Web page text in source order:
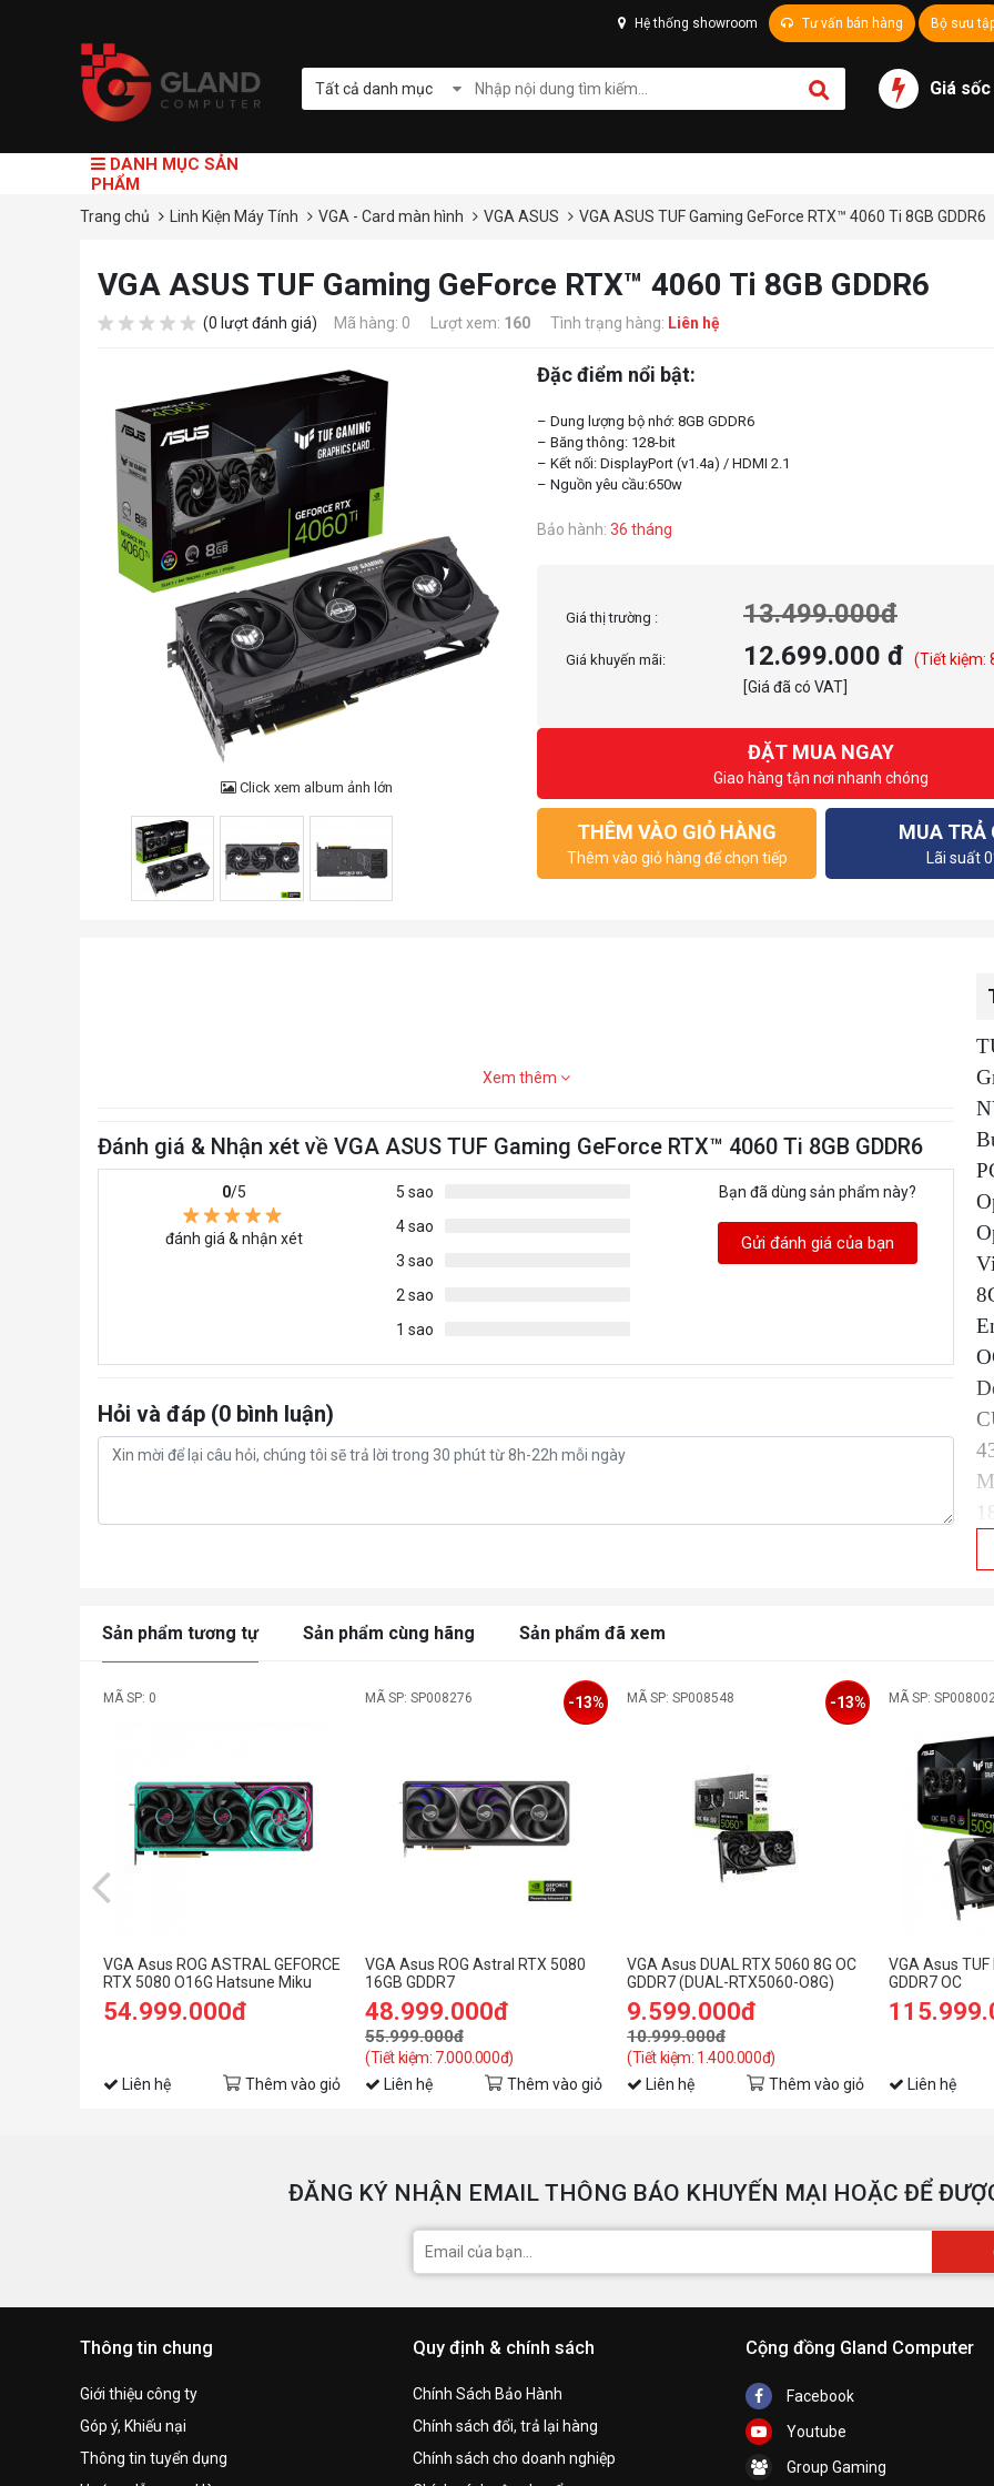
Hệ thống showroom Tư vấn bán hàng Bộ sưu
Tất cả danh mục Giá sốc
DANH MỤC SẢN
PHẨM
Trang chủ Linh Kiện Máy Tính VGA - Card màn hình VGA ASUS VGA ASUS TUF Gaming GeForce RTX™ 4060 Ti 8GB GDDR6
VGA ASUS TUF Gaming GeForce RTX™ 4060 Ti 8GB GDDR6
(0 lượt đánh giá) Mã hàng: 0 Lượt xem: 160 Tình trạng hàng: Liên hệ
Click xem album ảnh lớn
Đặc điểm nổi bật:
– Dung lượng bộ nhớ: 8GB GDDR6
– Băng thông: 128-bit
– Kết nối: DisplayPort (v1.4a) / HDMI 2.1
Bảo hành: 36 tháng
Giá thị trường : 13.499.000đ
Giá khuyến mãi: 12.699.000 đ
(Tiết kiệm:
[Giá đã có VAT]
ĐẶT MUA NGAY
Giao hàng tận nơi nhanh chóng
THÊM VÀO GIỎ HÀNG
Thêm vào giỏ hàng để chọn tiếp
MUA TRẢ
Lãi suất
Xem thêm
Đánh giá & Nhận xét về VGA ASUS TUF Gaming GeForce RTX™ 4060 Ti 8GB GDDR6
0/5
đánh giá & nhận xét
5 sao
4 sao
3 sao
2 sao
1 sao
Bạn đã dùng sản phẩm này?
Gửi đánh giá của bạn
Hỏi và đáp (0 bình luận)
4
1
1
Sản phẩm tương tự Sản phẩm cùng hãng Sản phẩm đã xem
MÃ SP: 0
VGA Asus ROG ASTRAL GEFORCE
RTX 5080 O16G Hatsune Miku
Edition
54.999.000đ
Liên hệ Thêm vào giỏ
MÃ SP: SP008276
VGA Asus ROG Astral RTX 5080
16GB GDDR7
48.999.000đ
55.999.000đ
(Tiết kiệm: 7.000.000đ)
-13%
Liên hệ Thêm vào giỏ
MÃ SP: SP008548
VGA Asus DUAL RTX 5060 8G OC
GDDR7 (DUAL-RTX5060-O8G)
9.599.000đ
10.999.000đ
(Tiết kiệm: 1.400.000đ)
-13%
Liên hệ Thêm vào giỏ
MÃ SP: SP008002
VGA Asus TUF
GDDR7 OC
Liên hệ
ĐĂNG KÝ NHẬN EMAIL THÔNG BÁO KHUYẾN MẠI HOẶC ĐỂ
Thông tin chung
Giới thiệu công ty
Góp ý, Khiếu nại
Thông tin tuyển dụng
Quy định & chính sách
Chính Sách Bảo Hành
Chính sách đổi, trả lại hàng
Chính sách cho doanh nghiệp
Cộng đồng Gland Computer
Facebook
Youtube
Group Gaming